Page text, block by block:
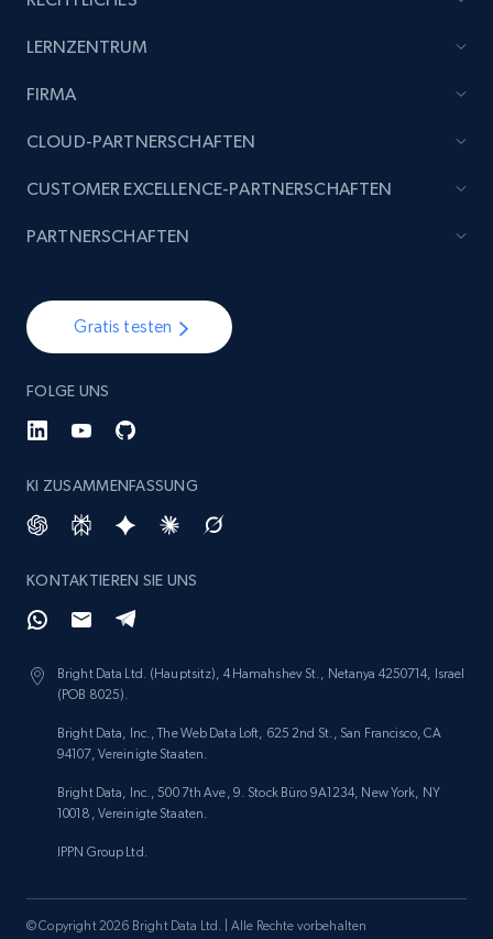
Etsy - Collect data on products using
Reviews count shop, Reviews count item, Initial
Etsy - Collects data from shop's URL
URL, Product id, Listing inventory id, Title, Rating,
Reviews count shop, Reviews count item, Initial
Amazon products search
Asin, URL, Name, Sponsored, Initial price, Final
price, Currency, Sold, and more.
1.6K+
Target
Rating, Reviews count, Initial price, Discount,
LERNZENTRUM
FIRMA
Gratis testen
FOLGE UNS
KI ZUSAMMENFASSUNG
KONTAKTIEREN SIE UNS
Bright Data Ltd. (Hauptsitz), 4 Hamahshev St., Netanya 4250714, Israel
(POB 8025).
Bright Data, Inc., The Web Data Loft, 625 2nd St., San Francisco, CA
94107, Vereinigte Staaten.
Bright Data, Inc., 500 7th Ave, 9. Stock Büro 9A1234, New York, NY
10018, Vereinigte Staaten.
IPPN Group Ltd.
CLOUD-PARTNERSCHAFTEN
CUSTOMER EXCELLENCE-PARTNERSCHAFTEN
PARTNERSCHAFTEN
© Copyright 2026 Bright Data Ltd. | Alle Rechte vorbehalten